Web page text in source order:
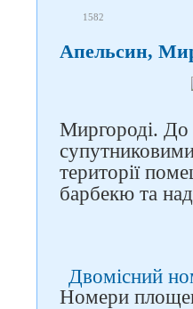
1582
Апельсин,
Миргороді. До
території
барбекю та
Двомісний
Номери